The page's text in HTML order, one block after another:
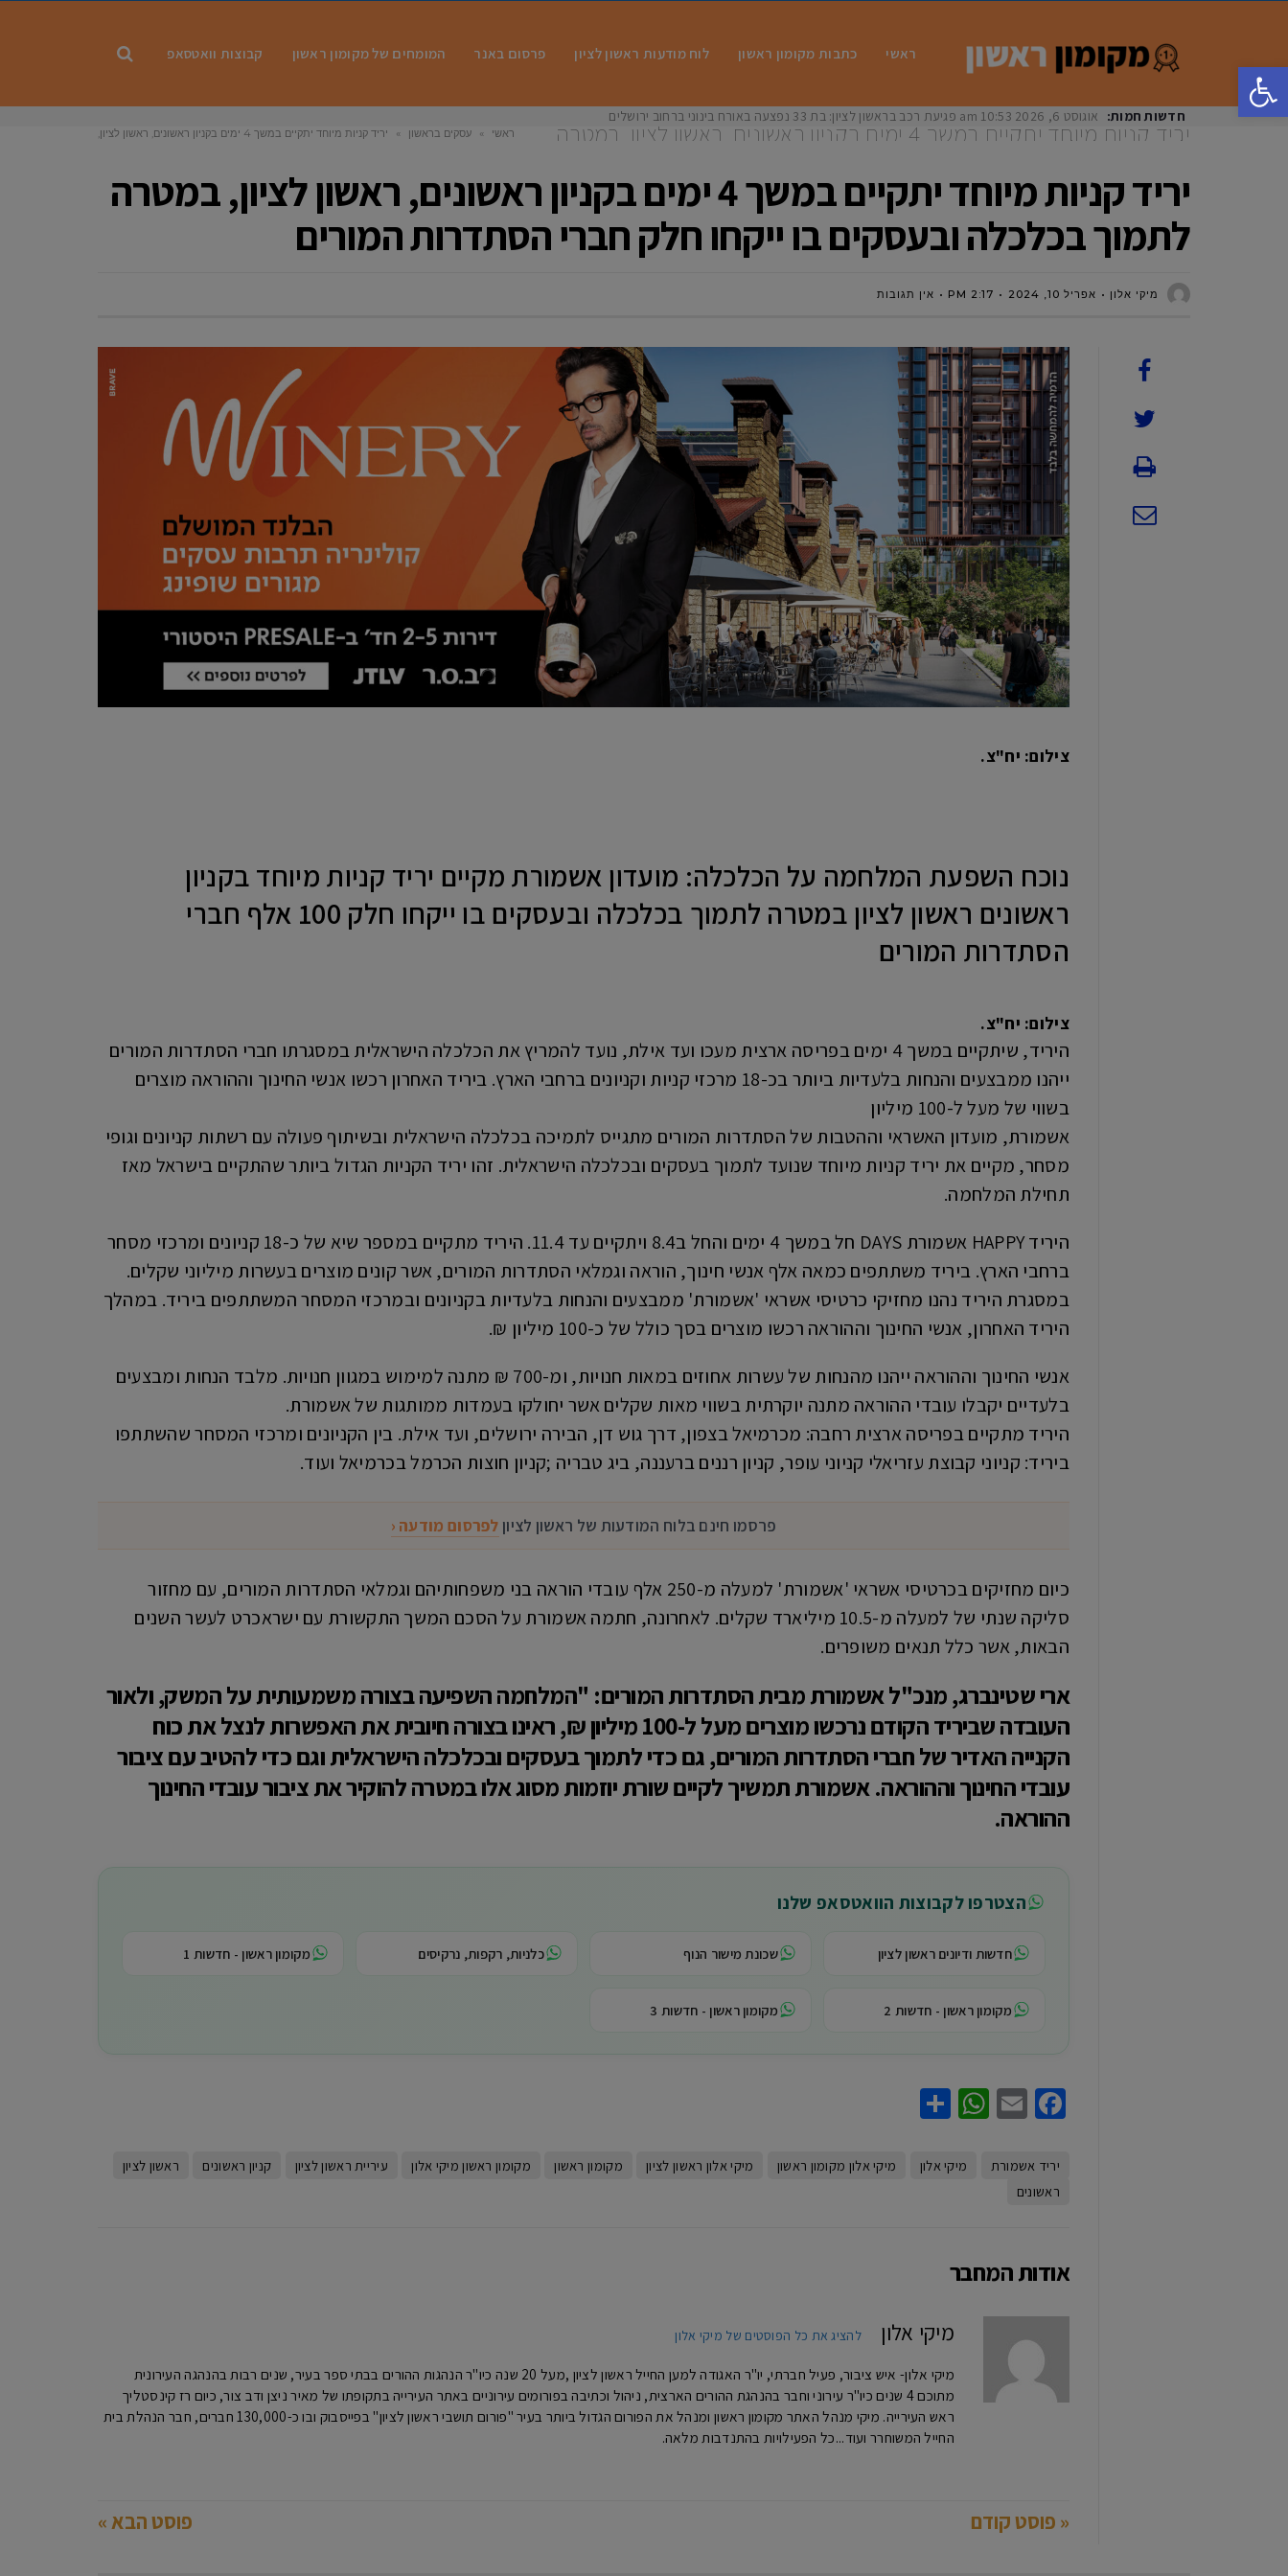
פתח סרגל נגישות
ראשי כתבות מקומון ראשון לוח מודעות ראשון לציון פרסום באנר המומחים של מקומון ראשון קבוצות וואטסאפ
חדשות חמות: אוגוסט 6, 2026 10:53 am פגיעת רכב בראשון לציון: בת 33 נפצעה באורח בינוני ברחוב ירושלים
יריד קניות מיוחד יתקיים במשך 4 ימים בקניון ראשונים, ראשון לציון, במטרה
לתמוך בכלכלה ובעסקים בו ייקחו חלק חברי הסתדרות המורים ראשי » עסקים בראשון »
יריד קניות מיוחד יתקיים במשך 4 ימים בקניון ראשונים, ראשון לציון,
יריד קניות מיוחד יתקיים במשך 4 ימים בקניון ראשונים, ראשון לציון, במטרה
לתמוך בכלכלה ובעסקים בו ייקחו חלק חברי הסתדרות המורים
מיקי אלון אפריל 10, 2024 2:17 PM אין תגובות
צילום: יח"צ.
נוכח השפעת המלחמה על הכלכלה: מועדון אשמורת מקיים יריד קניות מיוחד בקניון
ראשונים ראשון לציון במטרה לתמוך בכלכלה ובעסקים בו ייקחו חלק 100 אלף חברי
הסתדרות המורים
צילום: יח"צ.
היריד, שיתקיים במשך 4 ימים בפריסה ארצית מעכו ועד אילת, נועד להמריץ את הכלכלה הישראלית במסגרתו חברי הסתדרות המורים
ייהנו ממבצעים והנחות בלעדיות ביותר בכ-18 מרכזי קניות וקניונים ברחבי הארץ. ביריד האחרון רכשו אנשי החינוך וההוראה מוצרים
בשווי של מעל ל-100 מיליון
אשמורת, מועדון האשראי וההטבות של הסתדרות המורים מתגייס לתמיכה בכלכלה הישראלית ובשיתוף פעולה עם רשתות קניונים וגופי
מסחר, מקיים את יריד קניות מיוחד שנועד לתמוך בעסקים ובכלכלה הישראלית. זהו יריד הקניות הגדול ביותר שהתקיים בישראל מאז
תחילת המלחמה.
היריד HAPPY אשמורת DAYS חל במשך 4 ימים והחל ב8.4 ויתקיים עד 11.4. היריד מתקיים במספר שיא של כ-18 קניונים ומרכזי מסחר
ברחבי הארץ. ביריד משתתפים כמאה אלף אנשי חינוך, הוראה וגמלאי הסתדרות המורים, אשר קונים מוצרים בעשרות מיליוני שקלים.
במסגרת היריד נהנו מחזיקי כרטיסי אשראי 'אשמורת' ממבצעים והנחות בלעדיות בקניונים ובמרכזי המסחר המשתתפים ביריד. במהלך
היריד האחרון, אנשי החינוך וההוראה רכשו מוצרים בסך כולל של כ-100 מיליון ₪.
אנשי החינוך וההוראה ייהנו מהנחות של עשרות אחוזים במאות חנויות, ומ-700 ₪ מתנה למימוש במגוון חנויות. מלבד הנחות ומבצעים
בלעדיים יקבלו עובדי ההוראה מתנה יוקרתית בשווי מאות שקלים אשר יחולקו בעמדות ממותגות של אשמורת.
היריד מתקיים בפריסה ארצית רחבה: מכרמיאל בצפון, דרך גוש דן, הבירה ירושלים, ועד אילת. בין הקניונים ומרכזי המסחר שהשתתפו
ביריד: קניוני קבוצת עזריאלי קניוני עופר, קניון רננים ברעננה, ביג טבריה ;קניון חוצות הכרמל בכרמיאל ועוד.
פרסמו חינם בלוח המודעות של ראשון לציון לפרסום מודעה ‹
כיום מחזיקים בכרטיסי אשראי 'אשמורת' למעלה מ-250 אלף עובדי הוראה בני משפחותיהם וגמלאי הסתדרות המורים, עם מחזור
סליקה שנתי של למעלה מ-10.5 מיליארד שקלים. לאחרונה, חתמה אשמורת על הסכם המשך התקשורת עם ישראכרט לעשר השנים
הבאות, אשר כלל תנאים משופרים.
ארי שטינברג, מנכ"ל אשמורת מבית הסתדרות המורים: "המלחמה השפיעה בצורה משמעותית על המשק, ולאור
העובדה שביריד הקודם נרכשו מוצרים מעל ל-100 מיליון ₪, ראינו בצורה חיובית את האפשרות לנצל את כוח
הקנייה האדיר של חברי הסתדרות המורים, גם כדי לתמוך בעסקים ובכלכלה הישראלית וגם כדי להטיב עם ציבור
עובדי החינוך וההוראה. אשמורת תמשיך לקיים שורת יוזמות מסוג אלו במטרה להוקיר את ציבור עובדי החינוך
ההוראה.
הצטרפו לקבוצות הוואטסאפ שלנו
חדשות ודיונים ראשון לציון שכונת מישור הנוף כלניות, רקפות, נרקיסים מקומון ראשון - חדשות 1
מקומון ראשון - חדשות 2 מקומון ראשון - חדשות 3
Facebook
Email
WhatsApp
יריד אשמורת מיקי אלון מיקי אלון מקומון ראשון מיקי אלון ראשון לציון מקומון ראשון מקומון ראשון מיקי אלון עיריית ראשון לציון קניון ראשונים
ראשון לציון
ראשונים
אודות המחבר
מיקי אלון להציג את כל הפוסטים של מיקי אלון
מיקי אלון- איש ציבור, פעיל חברתי, יו"ר האגודה למען החייל ראשון לציון ,מעל 20 שנה כיו"ר הנהגות ההורים בבתי ספר בעיר, שנים רבות בהנהגה העירונית
מתוכם 4 שנים כיו"ר עירוני וחבר בהנהגת ההורים הארצית, ניהול וכתיבה בפורומים עירוניים באתר העירייה בתקופתו של מאיר ניצן ודב צור, כיום רז קינסטליך
ראש העירייה. מיקי מנהל האתר מקומון ראשון ומנהל את הפורום הגדול ביותר בעיר "פורום תושבי ראשון לציון" בפייסבוק ובו כ-130,000 חברים, חבר הנהלת בית
החייל המשוחרר ועוד...כל הפעילויות בהתנדבות מלאה.
« פוסט קודם פוסט הבא »